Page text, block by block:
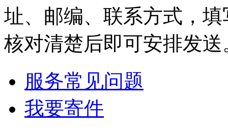
Z**2
之前在你们公司发
想问一下可以发仿
牌手机吗...
匿名用户
址、邮编、联系方式，
核对清楚后即可安排发送
服务常见问题
我要寄件